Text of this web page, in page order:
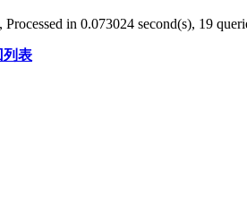
, Processed in 0.073024 second(s), 19
列表